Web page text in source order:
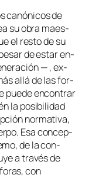
ca­nó­ni­cos de
su obra maes­
el res­to de su
de es­tar en­
— , ex­
allá de las for­
pue­de en­con­trar
la po­si­bi­li­dad
nor­ma­ti­va,
Esa con­cep­
de la con­
a tra­vés de
con